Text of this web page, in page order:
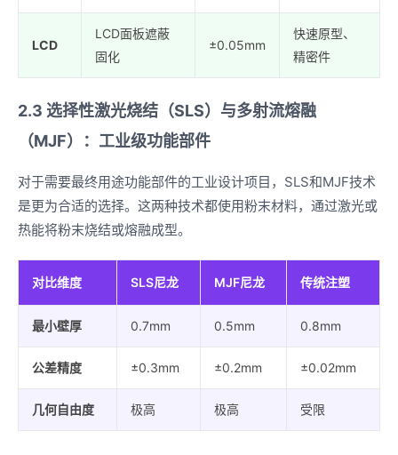
LCD
LCD面板遮蔽
固化
±0.05mm
快速原型、
精密件
2.3 选择性激光烧结（SLS）与多射流熔融
（MJF）：工业级功能部件
对于需要最终用途功能部件的工业设计项目，SLS和MJF技术
是更为合适的选择。这两种技术都使用粉末材料，通过激光或
热能将粉末烧结或熔融成型。
对比维度 SLS尼龙 MJF尼龙 传统注塑
最小壁厚 0.7mm 0.5mm 0.8mm
公差精度 ±0.3mm ±0.2mm ±0.02mm
几何自由度 极高 极高 受限